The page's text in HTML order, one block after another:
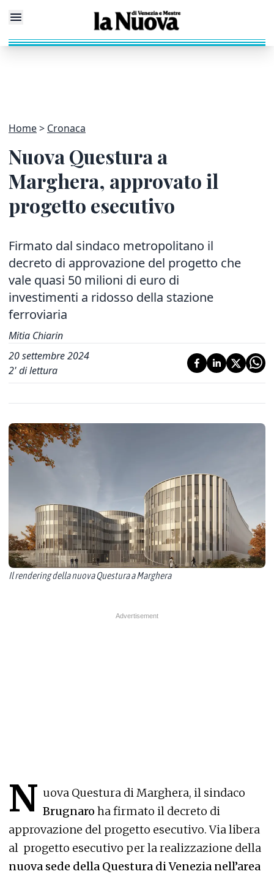
Home Cronaca
Nuova Questura a
Marghera, approvato il
progetto esecutivo
Firmato dal sindaco metropolitano il
decreto di approvazione del progetto che
vale quasi 50 milioni di euro di
investimenti a ridosso della stazione
ferroviaria
Mitia Chiarin
20 settembre 2024
2' di lettura
Il rendering della nuova Questura a Marghera
N uova Questura di Marghera, il sindaco
Brugnaro ha firmato il decreto di
approvazione del progetto esecutivo. Via libera
al progetto esecutivo per la realizzazione della
nuova sede della Questura di Venezia nell’area